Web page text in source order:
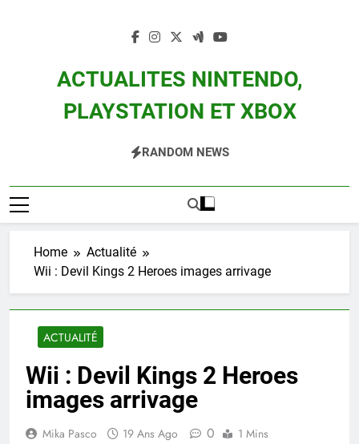
ACTUALITES NINTENDO,
PLAYSTATION ET XBOX
Zelda, Splatoon, Pokemon Entre Autres
RANDOM NEWS
Home
Actualité
Wii : Devil Kings 2 Heroes images arrivage
ACTUALITÉ
Wii : Devil Kings 2 Heroes
images arrivage
Mika Pasco 19 Ans Ago 0 1 Mins